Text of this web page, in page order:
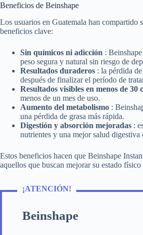
Beneficios de Beinshape
Los usuarios en Guatemala han compartido
beneficios clave:
Sin químicos ni adicción :
peso segura y natural sin riesgo de
Resultados duraderos : la pérdida
después de finalizar el período de
Resultados visibles en menos de 30
menos de un mes de uso.
Aumento del metabolismo :
una pérdida de grasa más rápida.
Digestión y absorción mejoradas :
nutrientes y una mejor salud digestiva
Estos beneficios hacen que Beinshape
aquellos que buscan mejorar su estado físico
¡ATENCIÓN!
Beinshape